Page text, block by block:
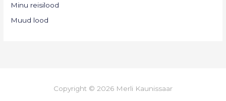
Minu reisilood
Muud lood
Copyright © 2026 Merli Kaunissaar